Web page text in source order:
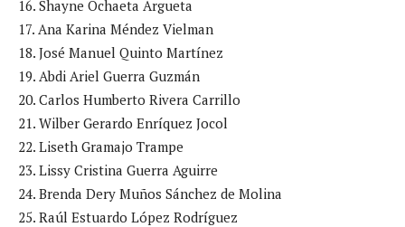
16. Shayne Ochaeta Argueta
17. Ana Karina Méndez Vielman
18. José Manuel Quinto Martínez
19. Abdi Ariel Guerra Guzmán
20. Carlos Humberto Rivera Carrillo
21. Wilber Gerardo Enríquez Jocol
22. Liseth Gramajo Trampe
23. Lissy Cristina Guerra Aguirre
24. Brenda Dery Muños Sánchez de Molina
25. Raúl Estuardo López Rodríguez